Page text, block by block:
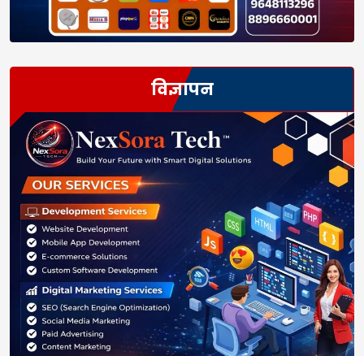
विज्ञापन